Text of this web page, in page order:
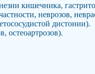
кишечника,
неврозов,
дистонии).
остеоартрозов).